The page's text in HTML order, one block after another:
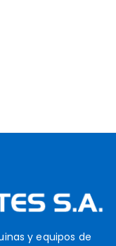
y equipos de